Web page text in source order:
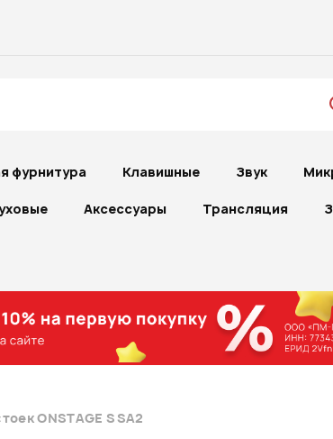
фурнитура Клавишные Звук
Аксессуары Трансляция
ONSTAGE SSA2